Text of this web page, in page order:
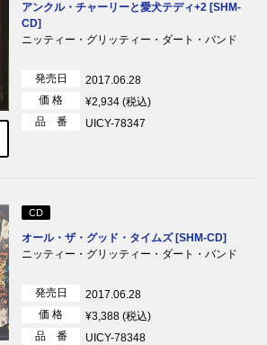
アンクル・チャーリーと愛犬テディ+2 [SHM-
CD]
ニッティー・グリッティー・ダート・バンド
発売日
2017.06.28
価 格
¥2,934 (税込)
品 番
UICY-78347
CD
オール・ザ・グッド・タイムズ [SHM-CD]
ニッティー・グリッティー・ダート・バンド
発売日
2017.06.28
価 格
¥3,388 (税込)
品 番
UICY-78348